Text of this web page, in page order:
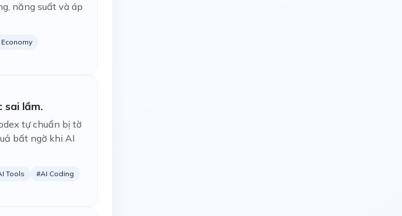
năng suất và áp
Economy
sai lầm.
tự chuẩn bị tờ
bất ngờ khi AI
Tools
#AI Coding